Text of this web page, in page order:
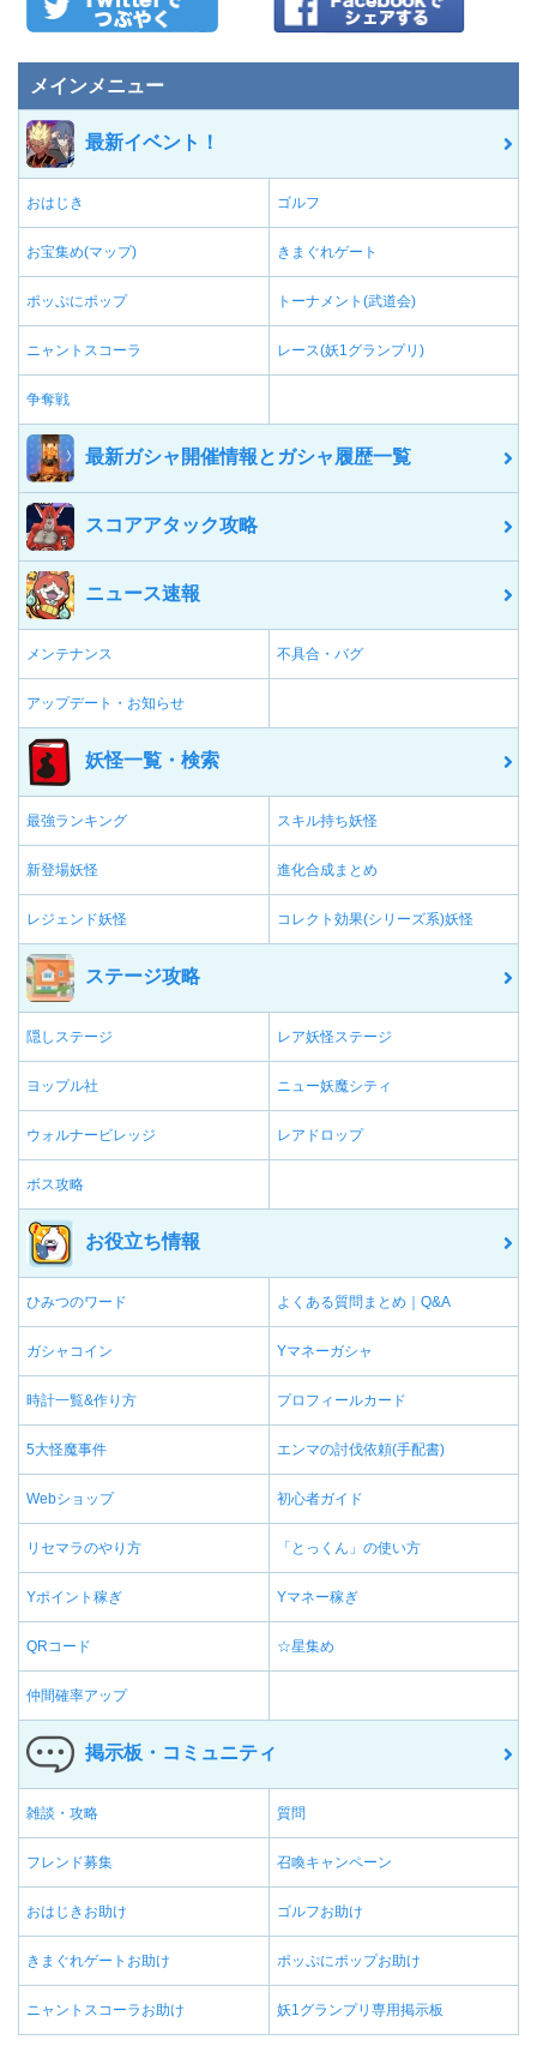
メインメニュー
最新イベント！
おはじき ゴルフ
お宝集め(マップ) きまぐれゲート
ポッぷにポップ トーナメント(武道会)
ニャントスコーラ レース(妖1グランプリ)
争奪戦
最新ガシャ開催情報とガシャ履歴一覧
スコアアタック攻略
ニュース速報
メンテナンス 不具合・バグ
アップデート・お知らせ
妖怪一覧・検索
最強ランキング スキル持ち妖怪
新登場妖怪 進化合成まとめ
レジェンド妖怪 コレクト効果(シリーズ系)妖怪
ステージ攻略
隠しステージ レア妖怪ステージ
ヨップル社 ニュー妖魔シティ
ウォルナービレッジ レアドロップ
ボス攻略
お役立ち情報
ひみつのワード よくある質問まとめ｜Q&A
ガシャコイン Yマネーガシャ
時計一覧&作り方 プロフィールカード
5大怪魔事件 エンマの討伐依頼(手配書)
Webショップ 初心者ガイド
リセマラのやり方 「とっくん」の使い方
Yポイント稼ぎ Yマネー稼ぎ
QRコード ☆星集め
仲間確率アップ
掲示板・コミュニティ
雑談・攻略 質問
フレンド募集 召喚キャンペーン
おはじきお助け ゴルフお助け
きまぐれゲートお助け ポッぷにポップお助け
ニャントスコーラお助け 妖1グランプリ専用掲示板